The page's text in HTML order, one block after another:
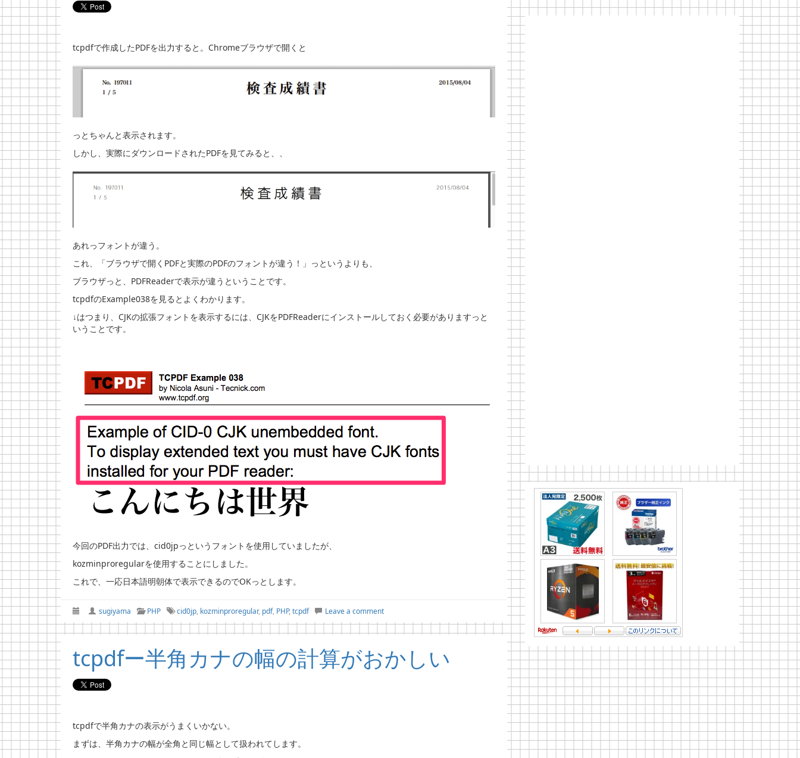
tcpdfで作成したPDFを出力すると。Chromeブラウザで開くと
っとちゃんと表示されます。
しかし、実際にダウンロードされたPDFを見てみると、、
あれっフォントが違う。
これ、「ブラウザで開くPDFと実際のPDFのフォントが違う！」っというよりも、
ブラウザっと、PDFReaderで表示が違うということです。
tcpdfのExample038を見るとよくわかります。
↓はつまり、CJKの拡張フォントを表示するには、CJKをPDFReaderにインストールしておく必要がありますっと
いうことです。
今回のPDF出力では、cid0jpっというフォントを使用していましたが、
kozminproregularを使用することにしました。
これで、一応日本語明朝体で表示できるのでOKっとします。
sugiyama PHP cid0jp, kozminproregular, pdf, PHP, tcpdf Leave a comment
tcpdfー半角カナの幅の計算がおかしい
tcpdfで半角カナの表示がうまくいかない。
まずは、半角カナの幅が全角と同じ幅として扱われてします。